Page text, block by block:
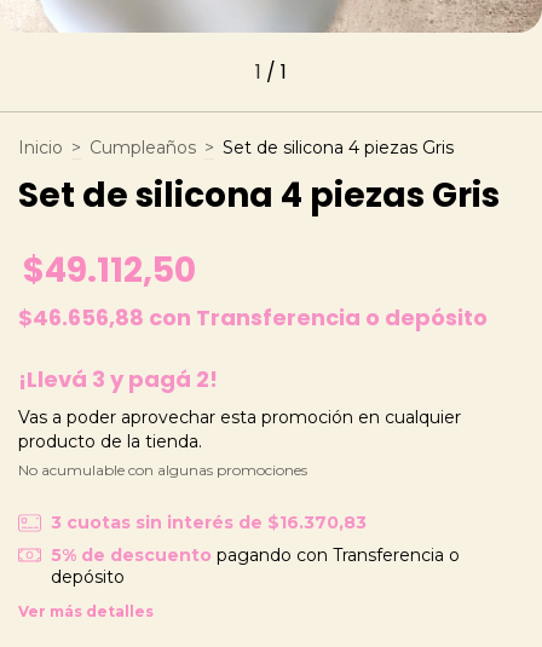
1 / 1
Inicio > Cumpleaños > Set de silicona 4 piezas Gris
Set de silicona 4 piezas Gris
$49.112,50
$46.656,88 con Transferencia o depósito
¡Llevá 3 y pagá 2!
Vas a poder aprovechar esta promoción en cualquier
producto de la tienda.
No acumulable con algunas promociones
3 cuotas sin interés de $16.370,83
5% de descuento pagando con Transferencia o
depósito
Ver más detalles